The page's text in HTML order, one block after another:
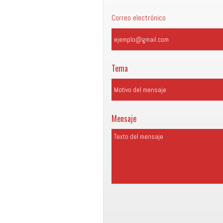
Correo electrónico
Tema
Mensaje